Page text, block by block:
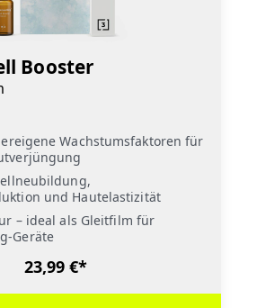
Booster
Wachstumsfaktoren für
und Hautelastizität
– ideal als Gleitfilm für
Geräte
23,99 €*